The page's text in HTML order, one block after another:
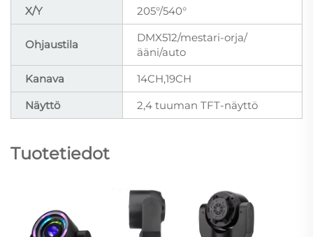
X/Y
205°/540°
Ohjaustila
DMX512/mestari-orja/
ääni/auto
Kanava
14CH,19CH
Näyttö
2,4 tuuman TFT-näyttö
Tuotetiedot